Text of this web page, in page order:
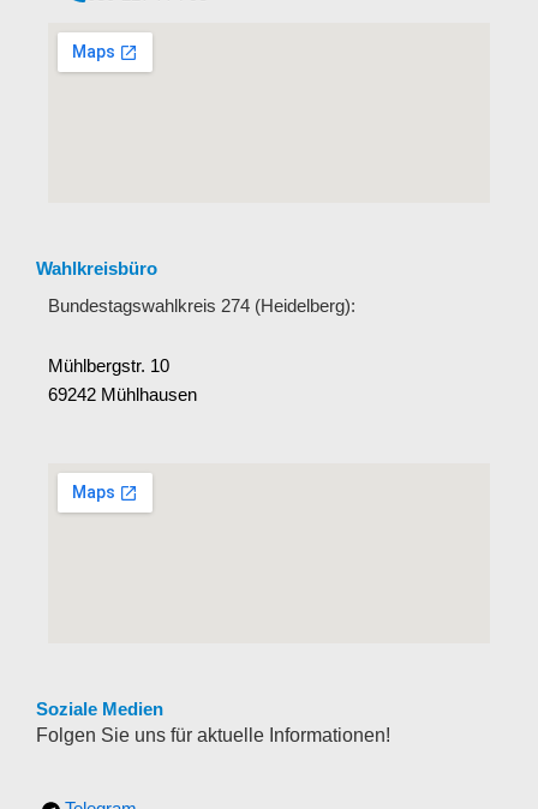
Wahlkreisbüro
Bundestagswahlkreis 274 (Heidelberg):
Mühlbergstr. 10
69242 Mühlhausen
Soziale Medien
Folgen Sie uns für aktuelle Informationen!